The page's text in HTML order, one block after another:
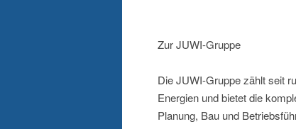
Zur JUWI-Gruppe
Die JUWI-Gruppe zählt seit
Energien und bietet die
Planung, Bau und